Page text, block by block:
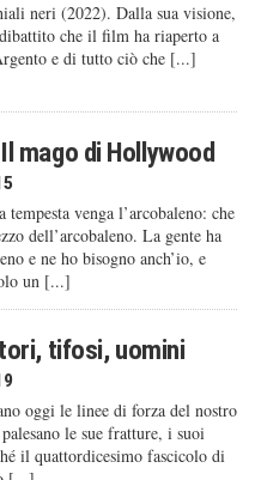
neri (2022). Dalla sua visione,
che il film ha riaperto a
e di tutto ciò che [...]
mago di Hollywood
tempesta venga l’arcobaleno: che
dell’arcobaleno. La gente ha
e ne ho bisogno anch’io, e
un [...]
tifosi, uomini
oggi le linee di forza del nostro
le sue fratture, i suoi
il quattordicesimo fascicolo di